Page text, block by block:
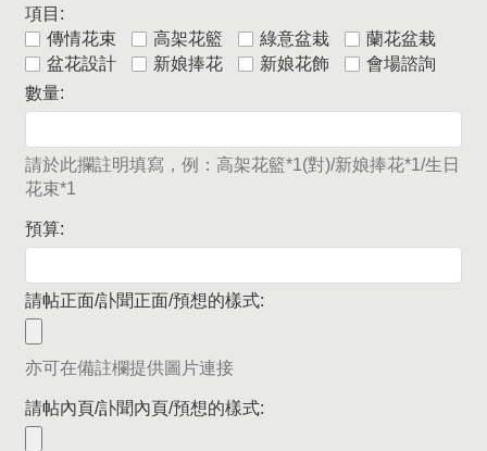
項目:
傳情花束
高架花籃 綠意盆栽
蘭花盆栽
盆花設計
新娘捧花 新娘花飾
會場諮詢
數量:
請於此攔註明填寫，例：高架花籃*1(對)/新娘捧花*1/生日
花束*1
預算:
請帖正面/訃聞正面/預想的樣式:
亦可在備註欄提供圖片連接
請帖內頁/訃聞內頁/預想的樣式: